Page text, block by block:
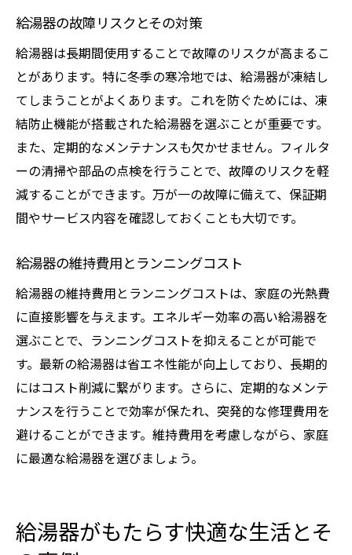
給湯器の故障リスクとその対策
給湯器は長期間使用することで故障のリスクが高まるこ
とがあります。特に冬季の寒冷地では、給湯器が凍結し
てしまうことがよくあります。これを防ぐためには、凍
結防止機能が搭載された給湯器を選ぶことが重要です。
また、定期的なメンテナンスも欠かせません。フィルタ
ーの清掃や部品の点検を行うことで、故障のリスクを軽
減することができます。万が一の故障に備えて、保証期
間やサービス内容を確認しておくことも大切です。
給湯器の維持費用とランニングコスト
給湯器の維持費用とランニングコストは、家庭の光熱費
に直接影響を与えます。エネルギー効率の高い給湯器を
選ぶことで、ランニングコストを抑えることが可能で
す。最新の給湯器は省エネ性能が向上しており、長期的
にはコスト削減に繋がります。さらに、定期的なメンテ
ナンスを行うことで効率が保たれ、突発的な修理費用を
避けることができます。維持費用を考慮しながら、家庭
に最適な給湯器を選びましょう。
給湯器がもたらす快適な生活とそ